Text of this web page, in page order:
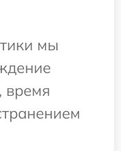
мы
время